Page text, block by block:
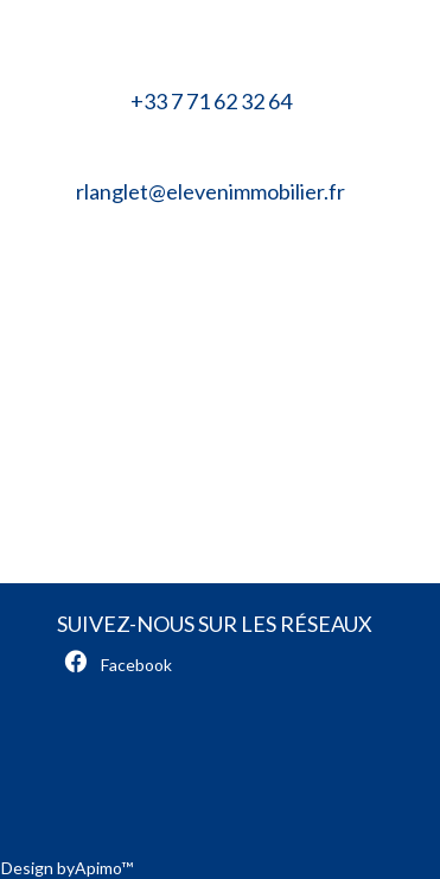
+33 7 71 62 32 64
rlanglet@elevenimmobilier.fr
SUIVEZ-NOUS SUR LES RÉSEAUX
Facebook
Design byApimo™